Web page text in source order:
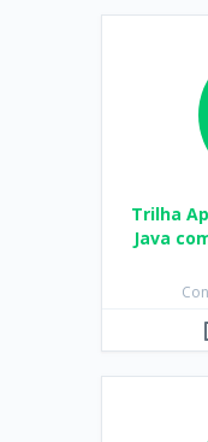
Trilha
Java